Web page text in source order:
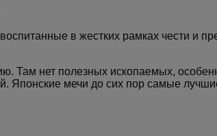
в жестких рамках чести и
Там нет полезных ископаемых,
Японские мечи до сих пор самые